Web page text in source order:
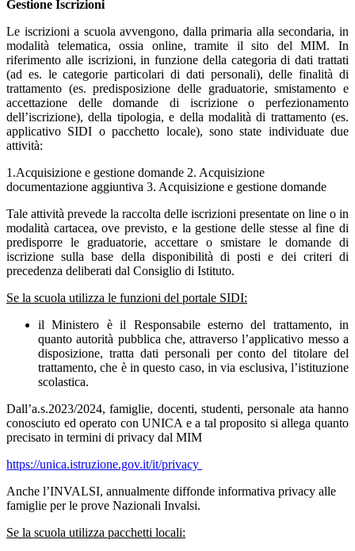
Gestione Iscrizioni
Le iscrizioni a scuola avvengono, dalla primaria alla secondaria, in
modalità telematica, ossia online, tramite il sito del MIM. In
riferimento alle iscrizioni, in funzione della categoria di dati trattati
(ad es. le categorie particolari di dati personali), delle finalità di
trattamento (es. predisposizione delle graduatorie, smistamento e
accettazione delle domande di iscrizione o perfezionamento
dell’iscrizione), della tipologia, e della modalità di trattamento (es.
applicativo SIDI o pacchetto locale), sono state individuate due
attività:
1.Acquisizione e gestione domande 2. Acquisizione
documentazione aggiuntiva 3. Acquisizione e gestione domande
Tale attività prevede la raccolta delle iscrizioni presentate on line o in
modalità cartacea, ove previsto, e la gestione delle stesse al fine di
predisporre le graduatorie, accettare o smistare le domande di
iscrizione sulla base della disponibilità di posti e dei criteri di
precedenza deliberati dal Consiglio di Istituto.
Se la scuola utilizza le funzioni del portale SIDI:
il Ministero è il Responsabile esterno del trattamento, in
quanto autorità pubblica che, attraverso l’applicativo messo a
disposizione, tratta dati personali per conto del titolare del
trattamento, che è in questo caso, in via esclusiva, l’istituzione
scolastica.
Dall’a.s.2023/2024, famiglie, docenti, studenti, personale ata hanno
conosciuto ed operato con UNICA e a tal proposito si allega quanto
precisato in termini di privacy dal MIM
https://unica.istruzione.gov.it/it/privacy
Anche l’INVALSI, annualmente diffonde informativa privacy alle
famiglie per le prove Nazionali Invalsi.
Se la scuola utilizza pacchetti locali: